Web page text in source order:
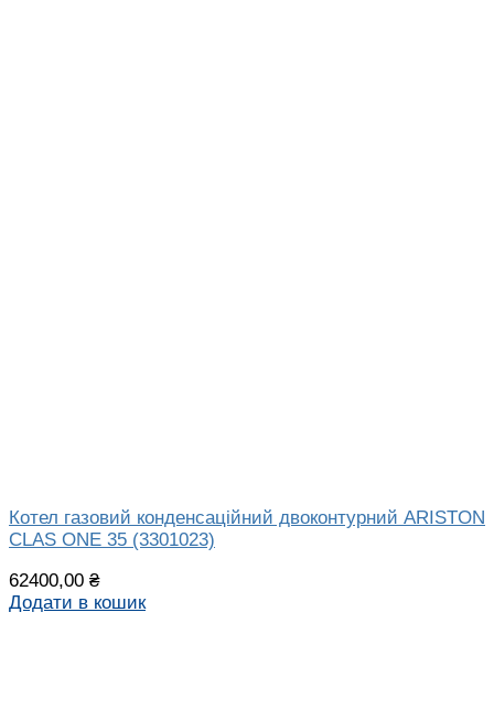
Котел газовий конденсаційний двоконтурний ARISTON
CLAS ONE 35 (3301023)
62400,00 ₴
Додати в кошик